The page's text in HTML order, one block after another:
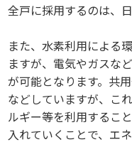
全戸に採用するのは、
また、水素利用による
ますが、電気やガスな
が可能となります。共
などしていますが、こ
ルギー等を利用するこ
入れていくことで、エ